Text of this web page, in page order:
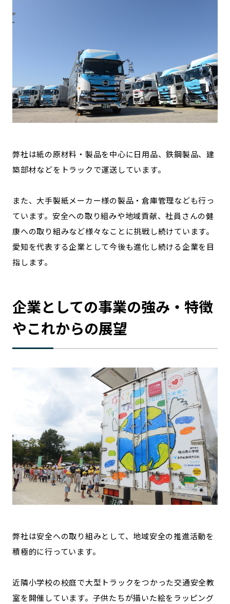
弊社は紙の原材料・製品を中心に日用品、鉄鋼製品、建
築部材などをトラックで運送しています。
また、大手製紙メーカー様の製品・倉庫管理なども行っ
ています。安全への取り組みや地域貢献、社員さんの健
康への取り組みなど様々なことに挑戦し続けています。
愛知を代表する企業として今後も進化し続ける企業を目
指します。
企業としての事業の強み・特徴
やこれからの展望
弊社は安全への取り組みとして、地域安全の推進活動を
積極的に行っています。
近隣小学校の校庭で大型トラックをつかった交通安全教
室を開催しています。子供たちが描いた絵をラッピング